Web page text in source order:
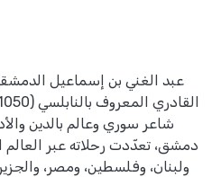
عبد الغني بن إسماعيل
شاعر سوري وعالم بالدين
دمشق، تعدّدت رحلاته عبر العالم
ولبنان، وفلسطين، ومصر،